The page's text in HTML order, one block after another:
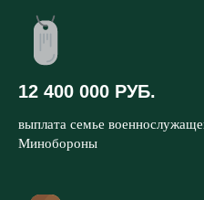
12 400 000 РУБ.
выплата семье
Минобороны